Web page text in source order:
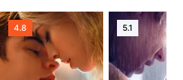
4.8 5.1